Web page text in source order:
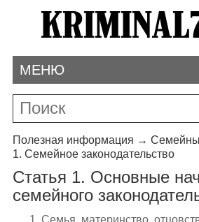
МЕНЮ
Полезная информация →
1. Семейное законодательство
Статья 1. Основные
семейного
1. Семья, материнство,